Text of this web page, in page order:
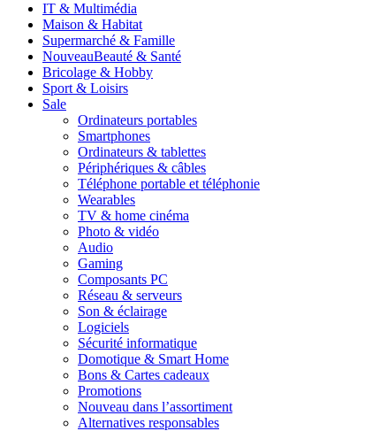
IT & Multimédia
Maison & Habitat
Supermarché & Famille
NouveauBeauté & Santé
Bricolage & Hobby
Sport & Loisirs
Sale
Ordinateurs portables
Smartphones
Ordinateurs & tablettes
Périphériques & câbles
Téléphone portable et téléphonie
Wearables
TV & home cinéma
Photo & vidéo
Audio
Gaming
Composants PC
Réseau & serveurs
Son & éclairage
Logiciels
Sécurité informatique
Domotique & Smart Home
Bons & Cartes cadeaux
Promotions
Nouveau dans l’assortiment
Alternatives responsables